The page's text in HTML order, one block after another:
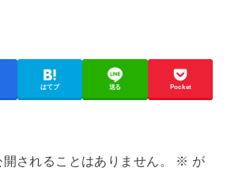
はてブ 送る Pocket
されることはありません。 ※ が